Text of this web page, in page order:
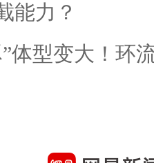
能力？
体型变大！环